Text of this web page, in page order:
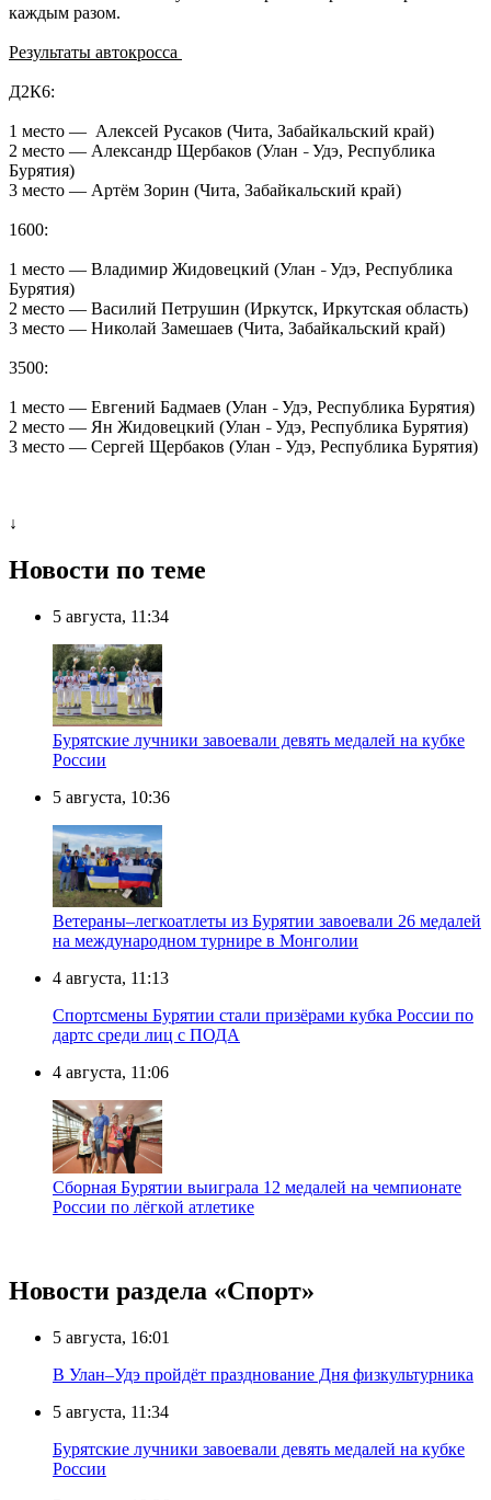
каждым разом.
Результаты автокросса
Д2К6:
1 место — Алексей Русаков (Чита, Забайкальский край)
2 место — Александр Щербаков (Улан – Удэ, Республика
Бурятия)
3 место — Артём Зорин (Чита, Забайкальский край)
1600:
1 место — Владимир Жидовецкий (Улан – Удэ, Республика
Бурятия)
2 место — Василий Петрушин (Иркутск, Иркутская область)
3 место — Николай Замешаев (Чита, Забайкальский край)
3500:
1 место — Евгений Бадмаев (Улан – Удэ, Республика Бурятия)
2 место — Ян Жидовецкий (Улан – Удэ, Республика Бурятия)
3 место — Сергей Щербаков (Улан – Удэ, Республика Бурятия)
↓
Новости по теме
5 августа, 11:34
Бурятские лучники завоевали девять медалей на кубке
России
5 августа, 10:36
Ветераны–легкоатлеты из Бурятии завоевали 26 медалей
на международном турнире в Монголии
4 августа, 11:13
Спортсмены Бурятии стали призёрами кубка России по
дартс среди лиц с ПОДА
4 августа, 11:06
Сборная Бурятии выиграла 12 медалей на чемпионате
России по лёгкой атлетике
Новости раздела «Cпорт»
5 августа, 16:01
В Улан–Удэ пройдёт празднование Дня физкультурника
5 августа, 11:34
Бурятские лучники завоевали девять медалей на кубке
России